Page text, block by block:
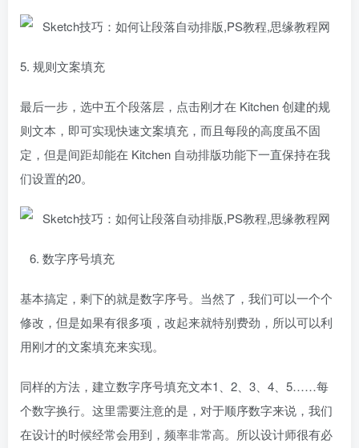
5. 规则文案填充
最后一步，选中五个段落层，点击刚才在 Kitchen 创建的规
则文本，即可实现快速文案填充，而且每段的高度虽不固
定，但是间距却能在 Kitchen 自动排版功能下一直保持在我
们设置的20。
6. 数字序号填充
基本搞定，剩下的就是数字序号。当然了，我们可以一个个
修改，但是如果有很多项，改起来就特别费劲，所以可以利
用刚才的文案填充来实现。
同样的方法，建立数字序号填充文本1、2、3、4、5……每
个数字换行。这里需要注意的是，对于顺序数字来说，我们
在设计的时候经常会用到，频率非常高。所以设计师很有必